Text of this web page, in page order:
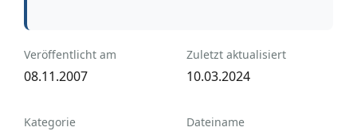
Veröffentlicht am
08.11.2007
Zuletzt aktualisiert
10.03.2024
Kategorie Dateiname